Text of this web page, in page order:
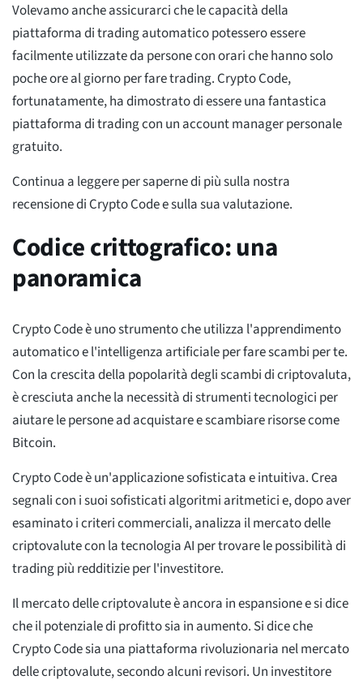
Volevamo anche assicurarci che le capacità della
piattaforma di trading automatico potessero essere
facilmente utilizzate da persone con orari che hanno solo
poche ore al giorno per fare trading. Crypto Code,
fortunatamente, ha dimostrato di essere una fantastica
piattaforma di trading con un account manager personale
gratuito.
Continua a leggere per saperne di più sulla nostra
recensione di Crypto Code e sulla sua valutazione.
Codice crittografico: una
panoramica
Crypto Code è uno strumento che utilizza l'apprendimento
automatico e l'intelligenza artificiale per fare scambi per te.
Con la crescita della popolarità degli scambi di criptovaluta,
è cresciuta anche la necessità di strumenti tecnologici per
aiutare le persone ad acquistare e scambiare risorse come
Bitcoin.
Crypto Code è un'applicazione sofisticata e intuitiva. Crea
segnali con i suoi sofisticati algoritmi aritmetici e, dopo aver
esaminato i criteri commerciali, analizza il mercato delle
criptovalute con la tecnologia AI per trovare le possibilità di
trading più redditizie per l'investitore.
Il mercato delle criptovalute è ancora in espansione e si dice
che il potenziale di profitto sia in aumento. Si dice che
Crypto Code sia una piattaforma rivoluzionaria nel mercato
delle criptovalute, secondo alcuni revisori. Un investitore